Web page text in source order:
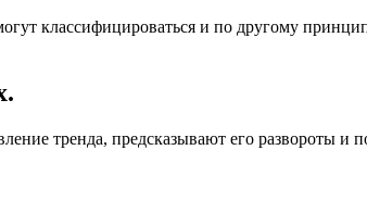
классифицироваться и по другому
тренда, предсказывают его развороты и